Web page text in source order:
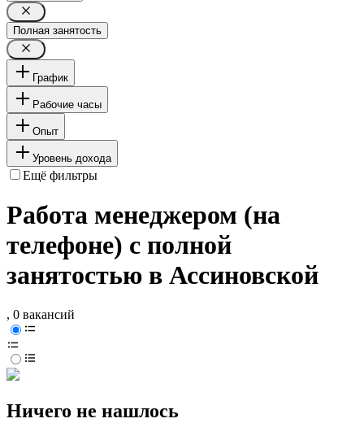
Полная занятость
График
Рабочие часы
Опыт
Уровень дохода
Ещё фильтры
Работа менеджером (на
телефоне) с полной
занятостью в Ассиновской
, 0 вакансий
Ничего не нашлось